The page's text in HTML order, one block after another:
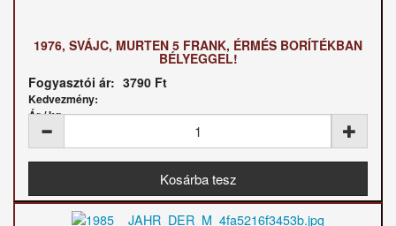
1976, SVÁJC, MURTEN 5 FRANK, ÉRMÉS BORÍTÉKBAN
BÉLYEGGEL!
Fogyasztói ár: 3790 Ft
Kedvezmény:
Ár / kg: